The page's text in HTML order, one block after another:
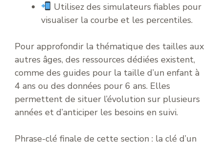
Utilisez des simulateurs fiables pour
visualiser la courbe et les percentiles.
Pour approfondir la thématique des tailles aux
autres âges, des ressources dédiées existent,
comme des guides pour la taille d’un enfant à
4 ans ou des données pour 6 ans. Elles
permettent de situer l’évolution sur plusieurs
années et d’anticiper les besoins en suivi.
Phrase-clé finale de cette section : la clé d’un